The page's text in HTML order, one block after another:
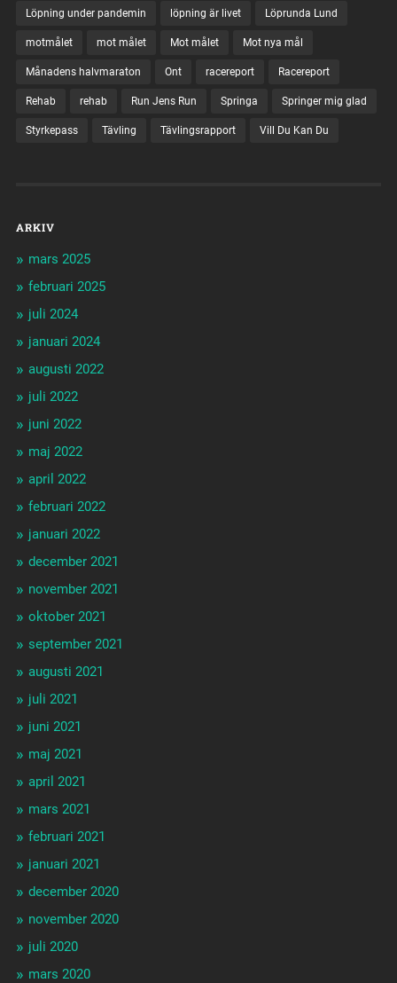
Löpning under pandemin löpning är livet Löprunda Lund
motmålet mot målet Mot målet Mot nya mål
Månadens halvmaraton Ont racereport Racereport
Rehab rehab Run Jens Run Springa Springer mig glad
Styrkepass Tävling Tävlingsrapport Vill Du Kan Du
ARKIV
mars 2025
februari 2025
juli 2024
januari 2024
augusti 2022
juli 2022
juni 2022
maj 2022
april 2022
februari 2022
januari 2022
december 2021
november 2021
oktober 2021
september 2021
augusti 2021
juli 2021
juni 2021
maj 2021
april 2021
mars 2021
februari 2021
januari 2021
december 2020
november 2020
juli 2020
mars 2020